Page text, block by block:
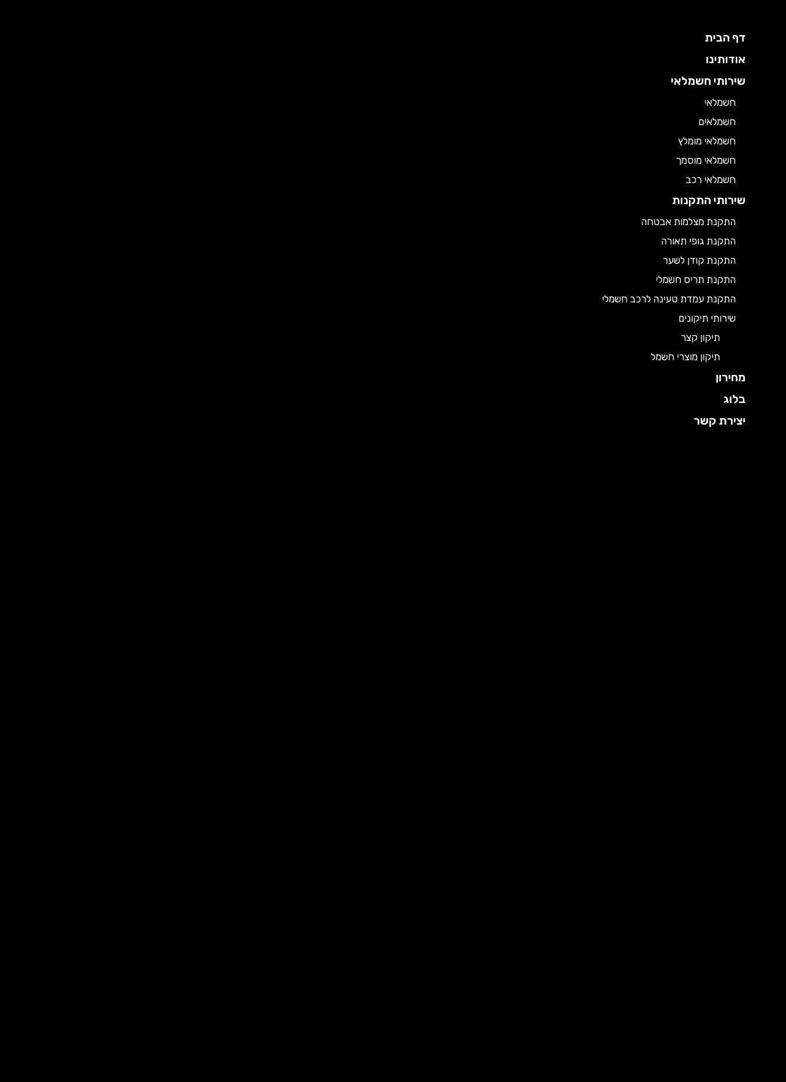
דף הבית
אודותינו
שירותי חשמלאי
חשמלאי
חשמלאים
חשמלאי מומלץ
חשמלאי מוסמך
חשמלאי רכב
שירותי התקנות
התקנת מצלמות אבטחה
התקנת גופי תאורה
התקנת קודן לשער
התקנת תריס חשמלי
התקנת עמדת טעינה לרכב חשמלי
שירותי תיקונים
תיקון קצר
תיקון מוצרי חשמל
מחירון
בלוג
יצירת קשר